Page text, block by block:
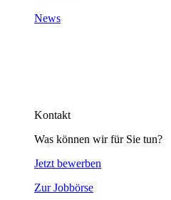
News
Kontakt
Was können wir für Sie tun?
Jetzt bewerben
Zur Jobbörse